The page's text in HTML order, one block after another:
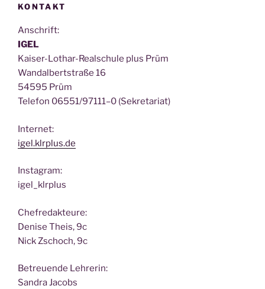
KONTAKT
Anschrift:
IGEL
Kai­ser-Lothar-Real­schu­le plus Prüm
Wan­dal­bert­stra­ße 16
54595 Prüm
Tele­fon 06551/97111–0 (Sekre­ta­ri­at)
Inter­net:
igel.klrplus.de
Insta­gram:
igel_klrplus
Chef­re­dak­teu­re:
Deni­se Theis, 9c
Nick Zscho­ch, 9c
Betreu­en­de Lehrerin:
San­dra Jacobs